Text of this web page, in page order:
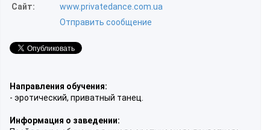
Сайт:
www.privatedance.com.ua
Отправить сообщение
Направления обучения:
- эротический, приватный танец.
Информация о заведении: